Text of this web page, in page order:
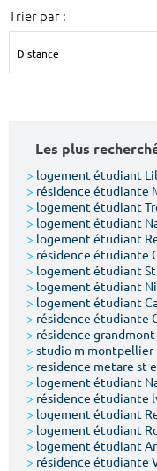
Surface min
Type de location
Votre date d'entrée
Trier par :
Les plus
> logement étudiant
> résidence étudiante
> logement étudiant
> logement étudiant
> logement étudiant
> résidence étudiante
> logement étudiant
> logement étudiant
> logement étudiant
> résidence étudiante
> résidence
> studio m montpellier
> residence metare st
> logement étudiant
> résidence étudiante
> logement étudiant
> logement étudiant
> logement étudiant
> résidence étudiante